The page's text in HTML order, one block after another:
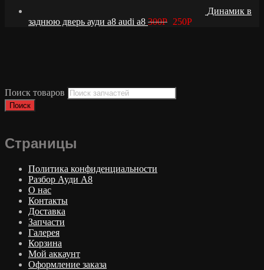
Динамик в
заднюю дверь ауди а8 audi a8 300Р 250Р
Поиск товаров
Поиск
Страницы
Политика конфиденциальности
Разбор Ауди А8
О нас
Контакты
Доставка
Запчасти
Галерея
Корзина
Мой аккаунт
Оформление заказа